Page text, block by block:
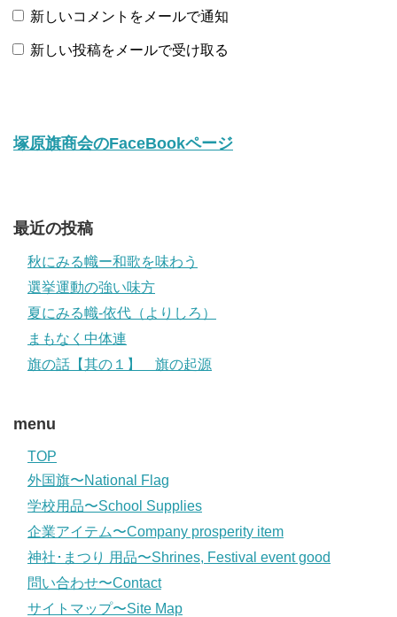
新しいコメントをメールで通知
新しい投稿をメールで受け取る
塚原旗商会のFaceBookページ
最近の投稿
秋にみる幟ー和歌を味わう
選挙運動の強い味方
夏にみる幟-依代（よりしろ）
まもなく中体連
旗の話【其の１】 旗の起源
menu
TOP
外国旗〜National Flag
学校用品〜School Supplies
企業アイテム〜Company prosperity item
神社･まつり 用品〜Shrines, Festival event good
問い合わせ〜Contact
サイトマップ〜Site Map